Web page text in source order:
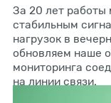
За 20 лет работы
стабильным
нагрузок в
обновляем наше
мониторинга
на линии связи.